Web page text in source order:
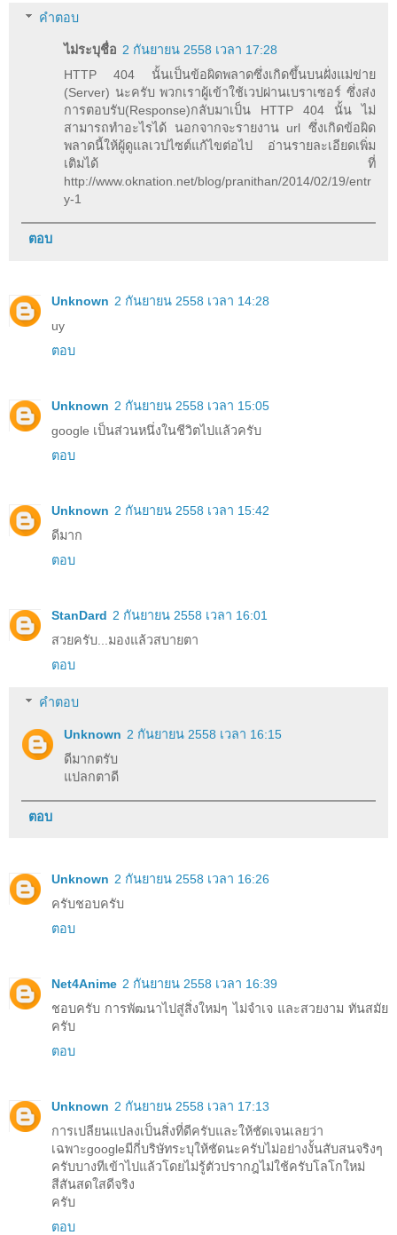
คำตอบ
ไม่ระบุชื่อ 2 กันยายน 2558 เวลา 17:28
HTTP 404 นั้นเป็นข้อผิดพลาดซึ่งเกิดขึ้นบนฝั่งแม่ข่าย
(Server) นะครับ พวกเราผู้เข้าใช้เวปผ่านเบราเซอร์ ซึ่งส่ง
การตอบรับ(Response)กลับมาเป็น HTTP 404 นั้น ไม่
สามารถทำอะไรได้ นอกจากจะรายงาน url ซึ่งเกิดข้อผิด
พลาดนี้ให้ผู้ดูแลเวปไซต์แก้ไขต่อไป อ่านรายละเอียดเพิ่ม
เติมได้ ที่
http://www.oknation.net/blog/pranithan/2014/02/19/entr
y-1
ตอบ
Unknown 2 กันยายน 2558 เวลา 14:28
uy
ตอบ
Unknown 2 กันยายน 2558 เวลา 15:05
google เป็นส่วนหนึ่งในชีวิตไปแล้วครับ
ตอบ
Unknown 2 กันยายน 2558 เวลา 15:42
ดีมาก
ตอบ
StanDard 2 กันยายน 2558 เวลา 16:01
สวยครับ...มองแล้วสบายตา
ตอบ
คำตอบ
Unknown 2 กันยายน 2558 เวลา 16:15
ดีมากตรับ
แปลกตาดี
ตอบ
Unknown 2 กันยายน 2558 เวลา 16:26
ครับชอบครับ
ตอบ
Net4Anime 2 กันยายน 2558 เวลา 16:39
ชอบครับ การพัฒนาไปสู่สิ่งใหม่ๆ ไม่จำเจ และสวยงาม ทันสมัย
ครับ
ตอบ
Unknown 2 กันยายน 2558 เวลา 17:13
การเปลียนแปลงเป็นสิ่งที่ดีครับและให้ชัดเจนเลยว่า
เฉพาะgoogleมีกี่บริษัทระบุให้ชัดนะครับไม่อย่างงั้นสับสนจริงๆ
ครับบางทีเข้าไปแล้วโดยไม่รู้ตัวปรากฎไม่ใช้ครับโลโกใหม่
สีสันสดใสดีจริง
ครับ
ตอบ